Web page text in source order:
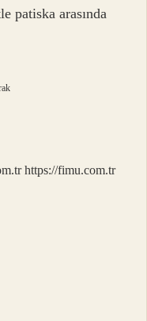
patiska arasında
https://fimu.com.tr